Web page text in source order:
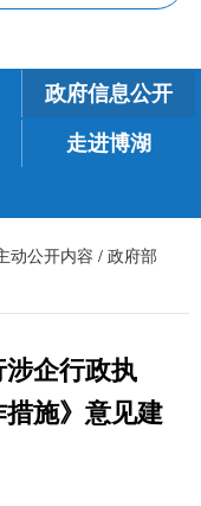
政府信息公开
走进博湖
动公开内容 / 政府部
企行政执
施》意见建